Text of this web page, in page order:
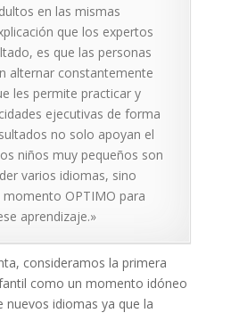
en las mismas
que los expertos
es que las personas
alternar constantemente
les permite practicar y
ejecutivas de forma
no solo apoyan el
niños muy pequeños son
varios idiomas, sino
OPTIMO para
aprendizaje.»
consideramos la primera
como un momento idóneo
nuevos idiomas ya que la